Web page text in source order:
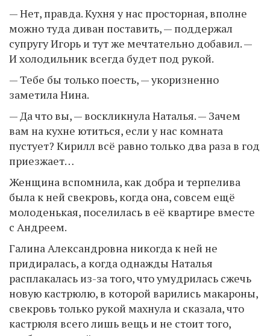
— Нет, правда. Кухня у нас просторная, вполне
можно туда диван поставить, — поддержал
супругу Игорь и тут же мечтательно добавил. —
И холодильник всегда будет под рукой.
— Тебе бы только поесть, — укоризненно
заметила Нина.
— Да что вы, — воскликнула Наталья. — Зачем
вам на кухне ютиться, если у нас комната
пустует? Кирилл всё равно только два раза в год
приезжает…
Женщина вспомнила, как добра и терпелива
была к ней свекровь, когда она, совсем ещё
молоденькая, поселилась в её квартире вместе
с Андреем.
Галина Александровна никогда к ней не
придиралась, а когда однажды Наталья
расплакалась из-за того, что умудрилась сжечь
новую кастрюлю, в которой варились макароны,
свекровь только рукой махнула и сказала, что
кастрюля всего лишь вещь и не стоит того,